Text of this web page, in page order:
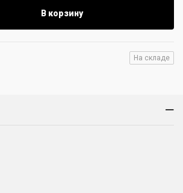
В корзину
На складе